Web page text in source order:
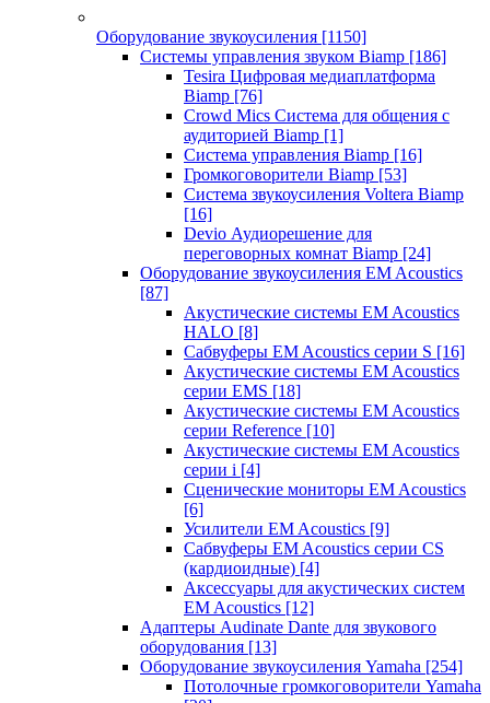
Оборудование звукоусиления [1150]
Системы управления звуком Biamp [186]
Tesira Цифровая медиаплатформа
Biamp [76]
Crowd Mics Система для общения с
аудиторией Biamp [1]
Система управления Biamp [16]
Громкоговорители Biamp [53]
Система звукоусиления Voltera Biamp
[16]
Devio Аудиорешение для
переговорных комнат Biamp [24]
Оборудование звукоусиления EM Acoustics
[87]
Акустические системы EM Acoustics
HALO [8]
Сабвуферы EM Acoustics серии S [16]
Акустические системы EM Acoustics
серии EMS [18]
Акустические системы EM Acoustics
серии Reference [10]
Акустические системы EM Acoustics
серии i [4]
Сценические мониторы EM Acoustics
[6]
Усилители EM Acoustics [9]
Сабвуферы EM Acoustics серии CS
(кардиоидные) [4]
Аксессуары для акустических систем
EM Acoustics [12]
Адаптеры Audinate Dante для звукового
оборудования [13]
Оборудование звукоусиления Yamaha [254]
Потолочные громкоговорители Yamaha